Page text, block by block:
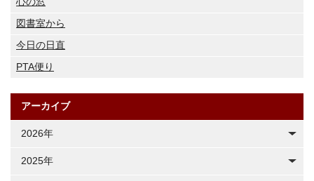
図書室から
今日の日直
PTA便り
アーカイブ
2026年
2025年